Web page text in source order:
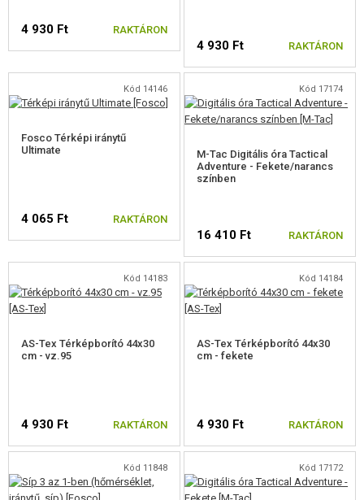
RUHÁZAT
HÁTIZSÁKOK
BERENDEZÉSEK
ENERGIATÁROLÓK, TÖLTŐK
KÖTELEK, PARAKORDOK, KARABINEREK
IRÁNYTŰK
TISZTÁLKODÁSI SZEREK
4 930 Ft RAKTÁRON
4 930 Ft RAKTÁRON
Kód 14146
Fosco Térképi iránytű
Ultimate
4 065 Ft RAKTÁRON
Kód 17174
M-Tac Digitális óra Tactical
Adventure - Fekete/narancs
színben
16 410 Ft RAKTÁRON
Kód 14183
AS-Tex Térképborító 44x30
cm - vz.95
4 930 Ft RAKTÁRON
Kód 14184
AS-Tex Térképborító 44x30
cm - fekete
4 930 Ft RAKTÁRON
Kód 11848 Kód 17172